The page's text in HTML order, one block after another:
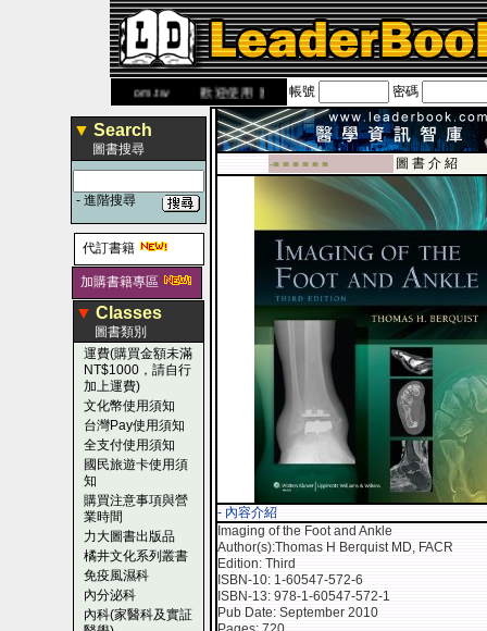
www.leaderbook.com.tw歡迎使用 國民旅遊卡！！
帳號 密碼
▼ Search
圖書搜尋
- 進階搜尋
代訂書籍
加購書籍專區
▼ Classes
圖書類別
運費(購買金額未滿
NT$1000，請自行
加上運費)
文化幣使用須知
台灣Pay使用須知
全支付使用須知
國民旅遊卡使用須
知
購買注意事項與營
業時間
力大圖書出版品
橘井文化系列叢書
免疫風濕科
內分泌科
內科(家醫科及實証
-■ ■ ■ ■ ■ ■ 圖 書 介 紹
- 內容介紹
Imaging of the Foot and Ankle
Author(s):Thomas H Berquist MD, FACR
Edition: Third
ISBN-10: 1-60547-572-6
ISBN-13: 978-1-60547-572-1
Pub Date: September 2010